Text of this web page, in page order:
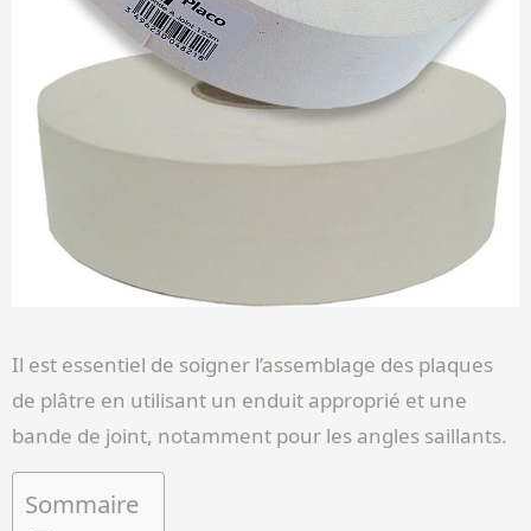
Il est essentiel de soigner l’assemblage des plaques
de plâtre en utilisant un enduit approprié et une
bande de joint, notamment pour les angles saillants.
Sommaire